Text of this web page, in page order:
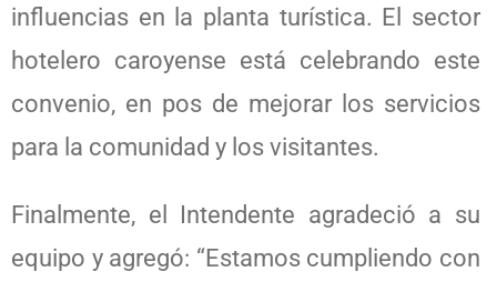
influencias en la planta turística. El sector
hotelero caroyense está celebrando este
convenio, en pos de mejorar los servicios
para la comunidad y los visitantes.
Finalmente, el Intendente agradeció a su
equipo y agregó: “Estamos cumpliendo con